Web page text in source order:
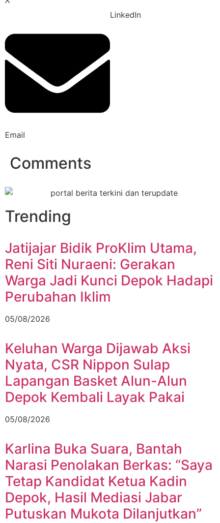
LinkedIn
Email
Comments
Trending
Jatijajar Bidik ProKlim Utama,
Reni Siti Nuraeni: Gerakan
Warga Jadi Kunci Depok Hadapi
Perubahan Iklim
05/08/2026
Keluhan Warga Dijawab Aksi
Nyata, CSR Nippon Sulap
Lapangan Basket Alun-Alun
Depok Kembali Layak Pakai
05/08/2026
Karlina Buka Suara, Bantah
Narasi Penolakan Berkas: “Saya
Tetap Kandidat Ketua Kadin
Depok, Hasil Mediasi Jabar
Putuskan Mukota Dilanjutkan”